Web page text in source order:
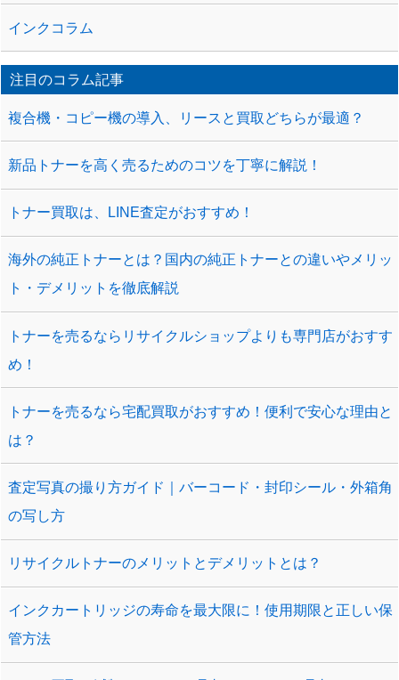
インクコラム
注目のコラム記事
複合機・コピー機の導入、リースと買取どちらが最適？
新品トナーを高く売るためのコツを丁寧に解説！
トナー買取は、LINE査定がおすすめ！
海外の純正トナーとは？国内の純正トナーとの違いやメリッ
ト・デメリットを徹底解説
トナーを売るならリサイクルショップよりも専門店がおすす
め！
トナーを売るなら宅配買取がおすすめ！便利で安心な理由と
は？
査定写真の撮り方ガイド｜バーコード・封印シール・外箱角
の写し方
リサイクルトナーのメリットとデメリットとは？
インクカートリッジの寿命を最大限に！使用期限と正しい保
管方法